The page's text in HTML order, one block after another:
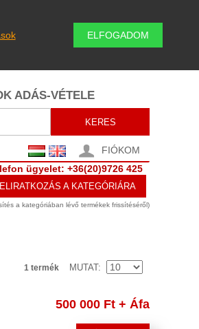
ELFOGADOM
FIÓKOM
ADÁS-VÉTELE
KERES
ügyelet: +36(20)9726 425
A KATEGÓRIÁRA
a kategóriában lévő termékek frissítéséről)
1 termék MUTAT
500 000 Ft + Áfa